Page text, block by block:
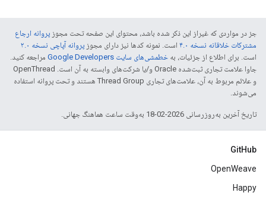
جز در مواردی که غیراز این ذکر شده باشد، محتوای این صفحه تحت مجوز پروانه ارجاع
مشترکات خلاقانه نسخه ۴.۰
است. نمونه کدها نیز دارای مجوز پروانه آپاچی نسخه ۲.۰
است. برای اطلاع از جزئیات، به خطمشی‌های سایت Google Developers‏
مراجعه کنید.
جاوا علامت تجاری ثبت‌شده Oracle و/یا شرکت‌های وابسته به آن است. ‫OpenThread
و علائم مربوط به آن، علامت‌های تجاری Thread Group هستند و تحت پروانه استفاده
می‌شوند.
تاریخ آخرین به‌روزرسانی 2026-02-18 به‌وقت ساعت هماهنگ جهانی.
GitHub
OpenWeave
Happy